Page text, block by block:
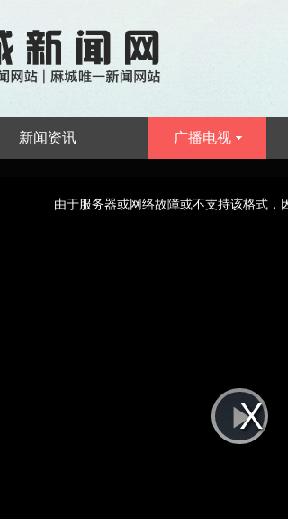
新闻资讯 广播电视
Play
由于服务器或网络故障或不支持该格式，